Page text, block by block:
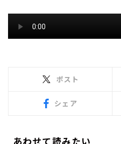
ポスト
シェア
あわせて読みたい